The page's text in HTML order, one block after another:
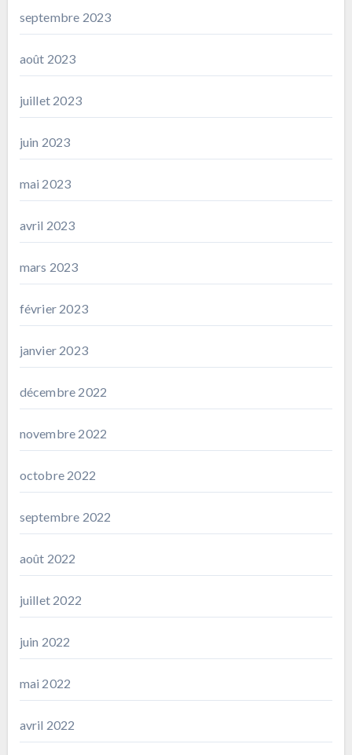
septembre 2023
août 2023
juillet 2023
juin 2023
mai 2023
avril 2023
mars 2023
février 2023
janvier 2023
décembre 2022
novembre 2022
octobre 2022
septembre 2022
août 2022
juillet 2022
juin 2022
mai 2022
avril 2022